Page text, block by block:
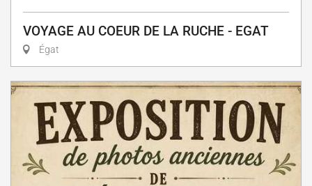
VOYAGE AU COEUR DE LA RUCHE - EGAT
Égat